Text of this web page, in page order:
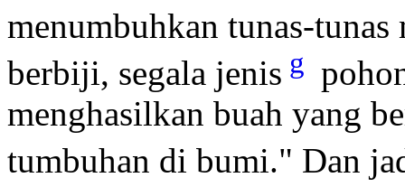
menumbuhkan tunas-tunas
berbiji, segala jenis g
menghasilkan buah yang
tumbuhan di bumi." Dan